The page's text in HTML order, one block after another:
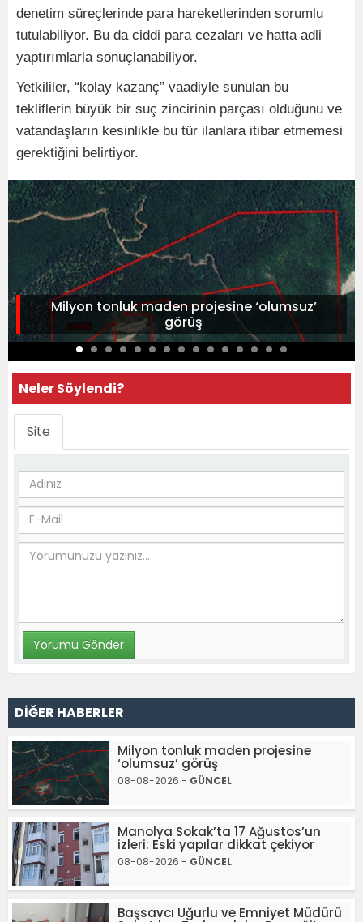
denetim süreçlerinde para hareketlerinden sorumlu
tutulabiliyor. Bu da ciddi para cezaları ve hatta adli
yaptırımlarla sonuçlanabiliyor.
Yetkililer, “kolay kazanç” vaadiyle sunulan bu
tekliflerin büyük bir suç zincirinin parçası olduğunu ve
vatandaşların kesinlikle bu tür ilanlara itibar etmemesi
gerektiğini belirtiyor.
Milyon tonluk maden projesine ‘olumsuz’
görüş
Neler Söylendi?
Site
DİĞER HABERLER
Milyon tonluk maden projesine
‘olumsuz’ görüş
08-08-2026 - GÜNCEL
Manolya Sokak’ta 17 Ağustos’un
izleri: Eski yapılar dikkat çekiyor
08-08-2026 - GÜNCEL
Başsavcı Uğurlu ve Emniyet Müdürü